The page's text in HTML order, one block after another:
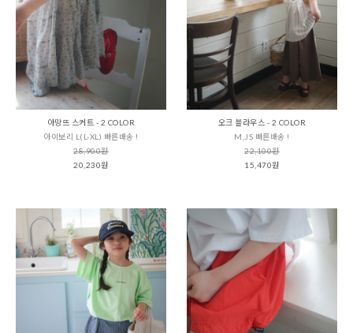
아망뜨 스커트 - 2 COLOR
아이보리 L(L-XL) 빠른배송 !
28,900원
20,230원
오크 블라우스 - 2 COLOR
M,JS 빠른배송 !
22,100원
15,470원